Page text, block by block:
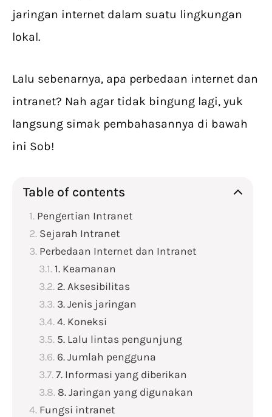
jaringan internet dalam suatu lingkungan
lokal.
Lalu sebenarnya, apa perbedaan internet dan
intranet? Nah agar tidak bingung lagi, yuk
langsung simak pembahasannya di bawah
ini Sob!
Table of contents
Pengertian Intranet
Sejarah Intranet
Perbedaan Internet dan Intranet
1. Keamanan
2. Aksesibilitas
3. Jenis jaringan
4. Koneksi
5. Lalu lintas pengunjung
6. Jumlah pengguna
7. Informasi yang diberikan
8. Jaringan yang digunakan
Fungsi intranet